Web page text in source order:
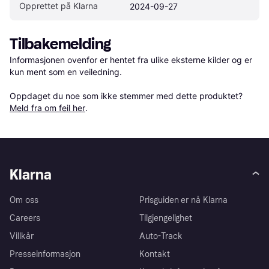
Opprettet på Klarna 2024-09-27
Tilbakemelding
Informasjonen ovenfor er hentet fra ulike eksterne kilder og er
kun ment som en veiledning.
Oppdaget du noe som ikke stemmer med dette produktet?
Meld fra om feil her.
Klarna
Om oss
Careers
Villkår
Presseinformasjon
Prisguiden er nå Klarna
Tilgjengelighet
Auto-Track
Kontakt